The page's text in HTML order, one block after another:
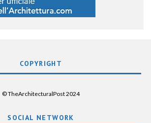
COPYRIGHT
© TheArchitecturalPost 2024
SOCIAL NETWORK